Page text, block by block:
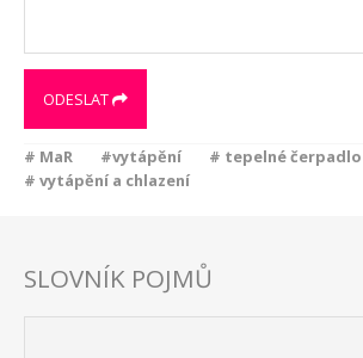
ODESLAT
# MaR #vytápění
# tepelné
# vytápění a chlazení
SLOVNÍK POJMŮ